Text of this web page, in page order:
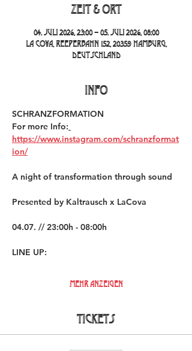
Zeit & Ort
04. Juli 2026, 23:00 – 05. Juli 2026, 08:00
La Cova, Reeperbahn 152, 20359 Hamburg,
Deutschland
INFO
SCHRANZFORMATION
For more Info:
https://www.instagram.com/schranzformat
ion/
A night of transformation through sound
Presented by Kaltrausch x LaCova
04.07. // 23:00h - 08:00h
LINE UP:
Mehr anzeigen
Tickets